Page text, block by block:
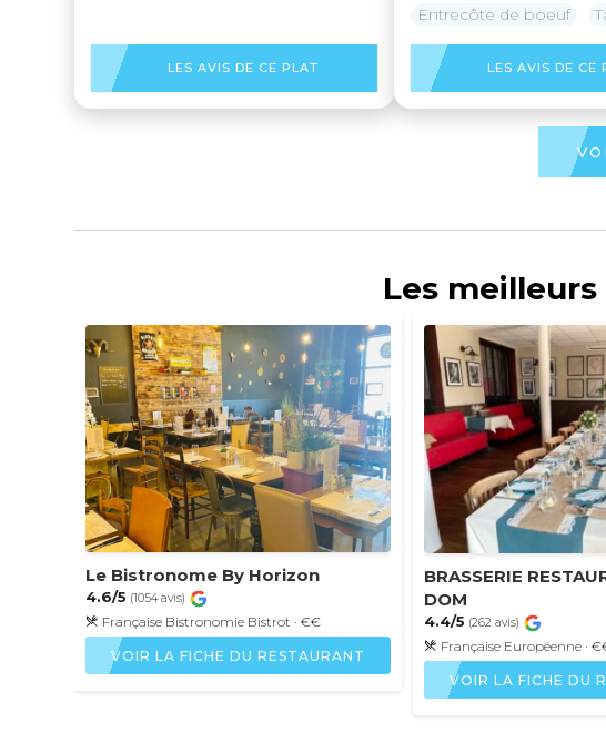
LES AVIS DE CE PLAT
Entrecôte de boeuf
LES AVIS DE CE
Les
Le Bistronome By Horizon
4.6/5 (1054 avis)
Française Bistronomie Bistrot · €€
VOIR LA FICHE DU RESTAURANT
BRASSERIE
DOM
4.4/5 (262 avis)
Française Européenne ·
VOIR LA FICHE DU